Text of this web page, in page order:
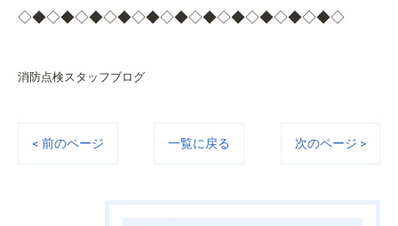
◇◆◇◆◇◆◇◆◇◆◇◆◇◆◇◆◇◆◇◆◇◆◇
消防点検スタッフブログ
< 前のページ 一覧に戻る 次のページ >